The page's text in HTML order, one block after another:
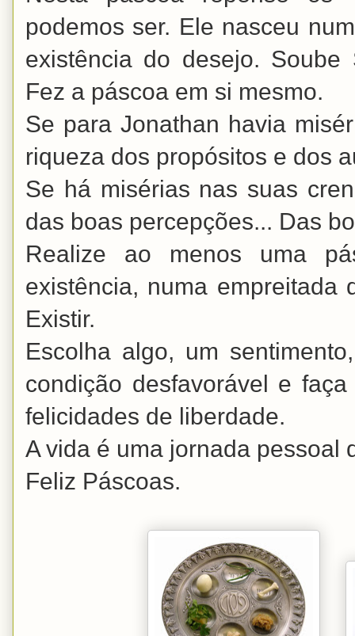
podemos ser. Ele nasceu
existência do desejo.
Fez a páscoa em si mesmo.
Se para Jonathan havia
riqueza dos propósitos e dos
Se há misérias nas suas
das boas percepções... Das
Realize ao menos uma
existência, numa empreitada
Existir.
Escolha algo, um
condição desfavorável e
felicidades de liberdade.
A vida é uma jornada pessoal
Feliz Páscoas.